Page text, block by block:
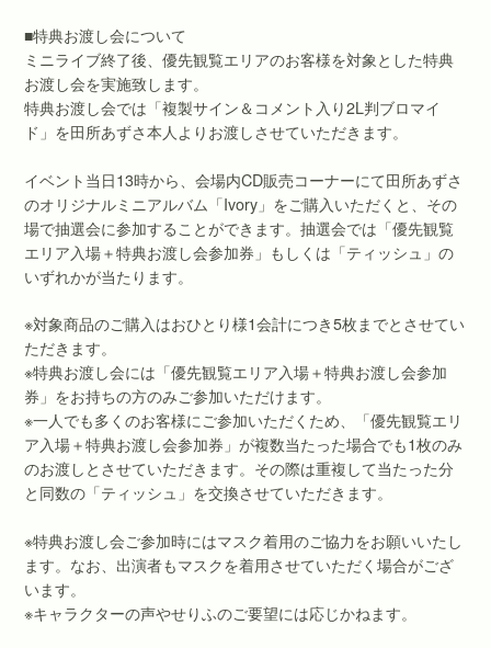
■特典お渡し会について
ミニライブ終了後、優先観覧エリアのお客様を対象とした特典
お渡し会を実施致します。
特典お渡し会では「複製サイン＆コメント入り2L判ブロマイ
ド」を田所あずさ本人よりお渡しさせていただきます。
イベント当日13時から、会場内CD販売コーナーにて田所あずさ
のオリジナルミニアルバム「Ivory」をご購入いただくと、その
場で抽選会に参加することができます。抽選会では「優先観覧
エリア入場＋特典お渡し会参加券」もしくは「ティッシュ」の
いずれかが当たります。
※対象商品のご購入はおひとり様1会計につき5枚までとさせてい
ただきます。
※特典お渡し会には「優先観覧エリア入場＋特典お渡し会参加
券」をお持ちの方のみご参加いただけます。
※一人でも多くのお客様にご参加いただくため、「優先観覧エリ
ア入場＋特典お渡し会参加券」が複数当たった場合でも1枚のみ
のお渡しとさせていただきます。その際は重複して当たった分
と同数の「ティッシュ」を交換させていただきます。
※特典お渡し会ご参加時にはマスク着用のご協力をお願いいたし
ます。なお、出演者もマスクを着用させていただく場合がござ
います。
※キャラクターの声やせりふのご要望には応じかねます。